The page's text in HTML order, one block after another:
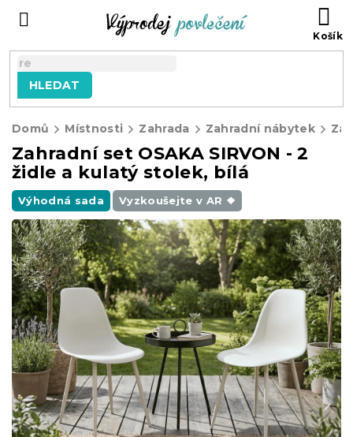
HLEDAT
Domů Místnosti Zahrada Zahradní nábytek
Zahradní set OSAKA SIRVON - 2
židle a kulatý stolek, bílá
Výhodná sada Vyzkoušejte v AR ❖